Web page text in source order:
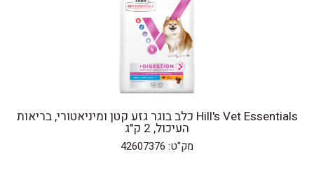
Hill's Vet Essentials כלב בוגר גזע קטן ומיניאטורי, בריאות
העיכול, 2 ק"ג
מק"ט: 42607376